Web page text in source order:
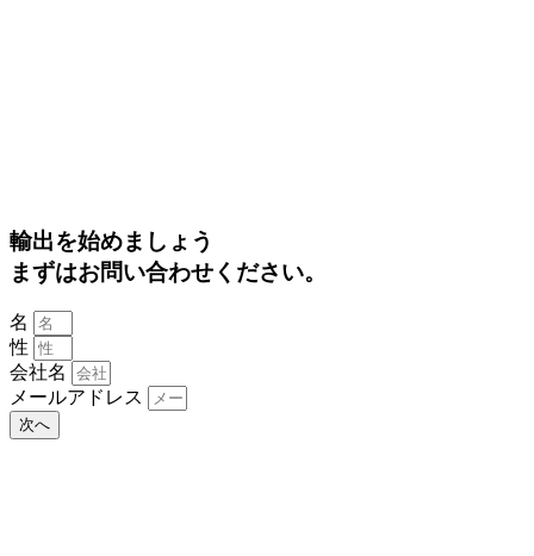
輸出を始めましょう
まずはお問い合わせください。
名
性
会社名
メールアドレス
次へ